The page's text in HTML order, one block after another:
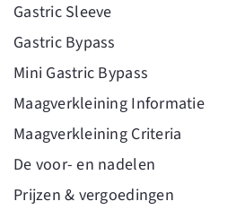
Gastric Sleeve
Gastric Bypass
Mini Gastric Bypass
Maagverkleining Informatie
Maagverkleining Criteria
De voor- en nadelen
Prijzen & vergoedingen